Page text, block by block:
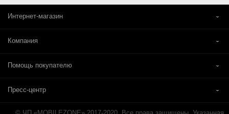
Интернет-магазин
Компания
Помощь покупателю
Пресс-центр